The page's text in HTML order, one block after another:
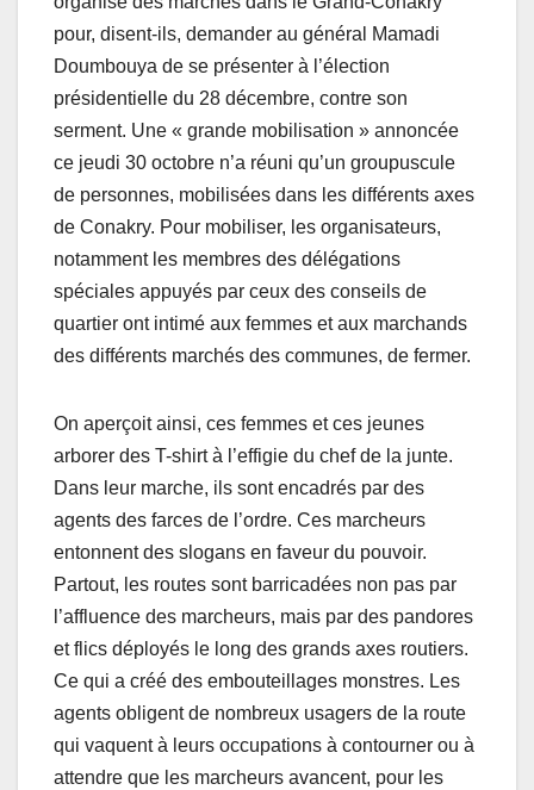
pour, disent-ils, demander au général Mamadi
Doumbouya de se présenter à l’élection
présidentielle du 28 décembre, contre son
serment. Une « grande mobilisation » annoncée
ce jeudi 30 octobre n’a réuni qu’un groupuscule
de personnes, mobilisées dans les différents axes
de Conakry. Pour mobiliser, les organisateurs,
notamment les membres des délégations
spéciales appuyés par ceux des conseils de
quartier ont intimé aux femmes et aux marchands
des différents marchés des communes, de fermer.
On aperçoit ainsi, ces femmes et ces jeunes
arborer des T-shirt à l’effigie du chef de la junte.
Dans leur marche, ils sont encadrés par des
agents des farces de l’ordre. Ces marcheurs
entonnent des slogans en faveur du pouvoir.
Partout, les routes sont barricadées non pas par
l’affluence des marcheurs, mais par des pandores
et flics déployés le long des grands axes routiers.
Ce qui a créé des embouteillages monstres. Les
agents obligent de nombreux usagers de la route
qui vaquent à leurs occupations à contourner ou à
attendre que les marcheurs avancent, pour les